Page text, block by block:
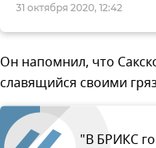
31 октября 2020, 12:42
Он напомнил, что
славящийся своими
"В БРИКС